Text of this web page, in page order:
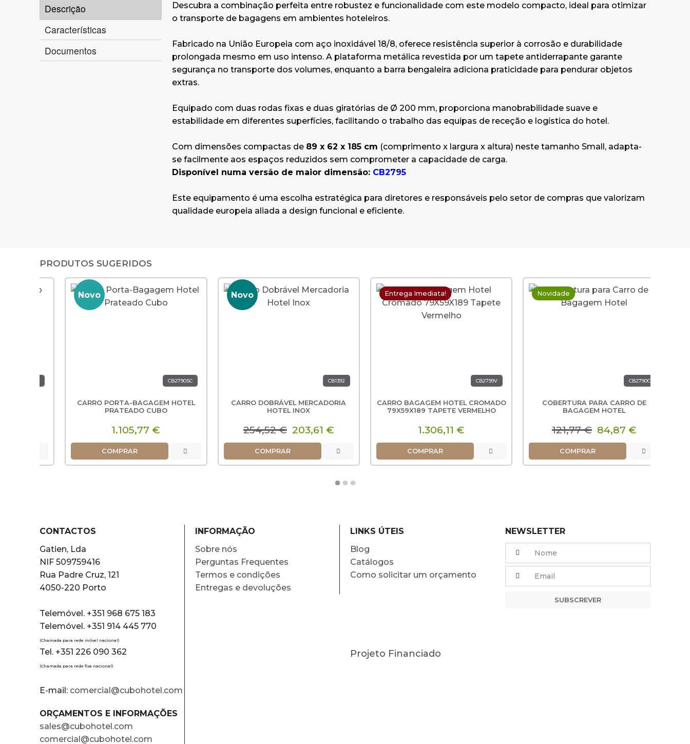
Descrição
Características
Documentos
Descubra a combinação perfeita entre robustez e funcionalidade com este modelo compacto, ideal para otimizar
o transporte de bagagens em ambientes hoteleiros.
Fabricado na União Europeia com aço inoxidável 18/8, oferece resistência superior à corrosão e durabilidade
prolongada mesmo em uso intenso. A plataforma metálica revestida por um tapete antiderrapante garante
segurança no transporte dos volumes, enquanto a barra bengaleira adiciona praticidade para pendurar objetos
extras.
Equipado com duas rodas fixas e duas giratórias de Ø 200 mm, proporciona manobrabilidade suave e
estabilidade em diferentes superfícies, facilitando o trabalho das equipas de receção e logística do hotel.
Com dimensões compactas de 89 x 62 x 185 cm (comprimento x largura x altura) neste tamanho Small, adapta-
se facilmente aos espaços reduzidos sem comprometer a capacidade de carga.
Disponível numa versão de maior dimensão: CB2795
Este equipamento é uma escolha estratégica para diretores e responsáveis pelo setor de compras que valorizam
qualidade europeia aliada a design funcional e eficiente.
PRODUTOS SUGERIDOS
Novo
CB2790SC
CARRO PORTA-BAGAGEM HOTEL
PRATEADO CUBO
1.105,77 €
COMPRAR
Novo
CARRO DOBRÁVEL MERCADORIA
HOTEL INOX
254,52 € 203,61 €
COMPRAR
Entrega Imediata!
CB2799V
CARRO BAGAGEM HOTEL CROMADO
79X59X189 TAPETE VERMELHO
1.306,11 €
COMPRAR
Novidade
CB2790C
COBERTURA PARA CARRO DE
BAGAGEM HOTEL
121,77 € 84,87 €
COMPRAR
CONTACTOS
Gatien, Lda
NIF 509759416
Rua Padre Cruz, 121
4050-220 Porto
Telemóvel. +351 968 675 183
Telemóvel. +351 914 445 770
(Chamada para rede móvel nacional)
Tel. +351 226 090 362
(Chamada para rede fixa nacional)
E-mail: comercial@cubohotel.com
ORÇAMENTOS E INFORMAÇÕES
sales@cubohotel.com
comercial@cubohotel.com
INFORMAÇÃO
Sobre nós
Perguntas Frequentes
Termos e condições
Entregas e devoluções
LINKS ÚTEIS
Blog
Catálogos
Como solicitar um orçamento
Projeto Financiado
NEWSLETTER
SUBSCREVER